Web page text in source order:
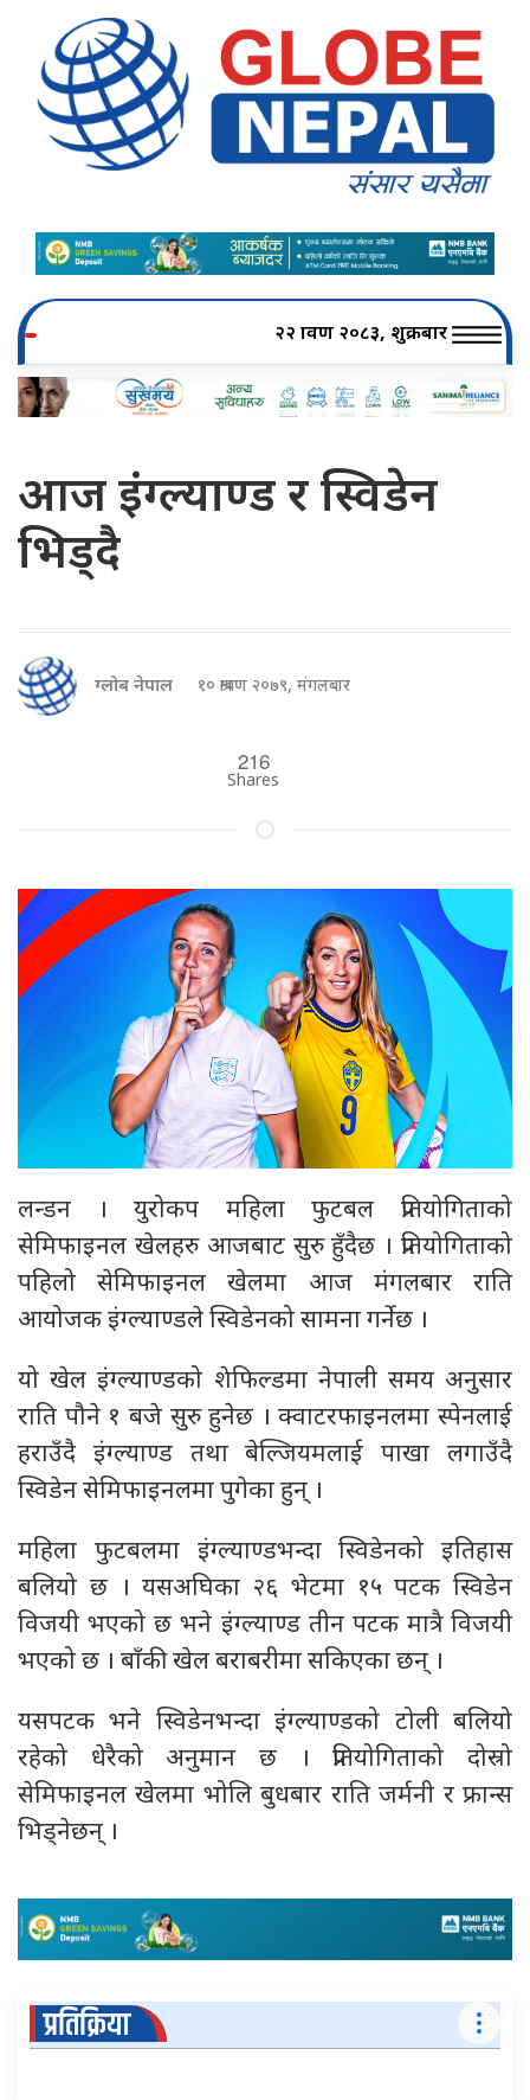
२२ श्रावण २०८३, शुक्रबार
आज इंग्ल्याण्ड र स्विडेन
भिड्दै
ग्लोब नेपाल १० श्रावण २०७९, मंगलबार
216
Shares
लन्डन । युरोकप महिला फुटबल प्रतियोगिताको
सेमिफाइनल खेलहरु आजबाट सुरु हुँदैछ । प्रतियोगिताको
पहिलो सेमिफाइनल खेलमा आज मंगलबार राति
आयोजक इंग्ल्याण्डले स्विडेनको सामना गर्नेछ ।
यो खेल इंग्ल्याण्डको शेफिल्डमा नेपाली समय अनुसार
राति पौने १ बजे सुरु हुनेछ । क्वाटरफाइनलमा स्पेनलाई
हराउँदै इंग्ल्याण्ड तथा बेल्जियमलाई पाखा लगाउँदै
स्विडेन सेमिफाइनलमा पुगेका हुन् ।
महिला फुटबलमा इंग्ल्याण्डभन्दा स्विडेनको इतिहास
बलियो छ । यसअघिका २६ भेटमा १५ पटक स्विडेन
विजयी भएको छ भने इंग्ल्याण्ड तीन पटक मात्रै विजयी
भएको छ । बाँकी खेल बराबरीमा सकिएका छन् ।
यसपटक भने स्विडेनभन्दा इंग्ल्याण्डको टोली बलियो
रहेको धेरैको अनुमान छ । प्रतियोगिताको दोस्रो
सेमिफाइनल खेलमा भोलि बुधबार राति जर्मनी र फ्रान्स
भिड्नेछन् ।
प्रतिक्रिया